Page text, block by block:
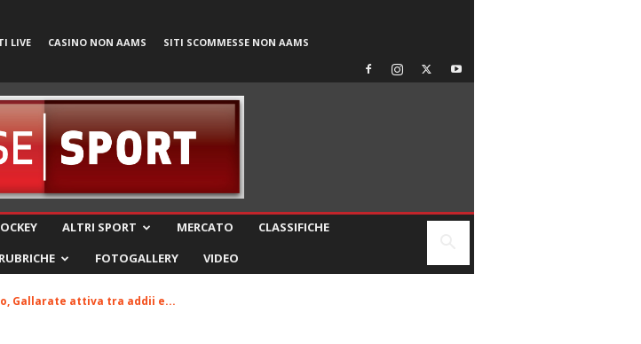
LIVE CASINO NON AAMS SITI SCOMMESSE NON AAMS
ALTRI SPORT MERCATO
CLASSIFICHE
RUBRICHE FOTOGALLERY VIDEO
Gallarate attiva tra addii e...